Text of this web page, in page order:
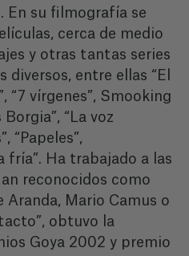
En su filmografía se
cerca de medio
y otras tantas series
diversos, entre ellas “El
“7 vírgenes”, Smooking
Borgia”, “La voz
“Papeles”,
fría”. Ha trabajado a las
reconocidos como
Aranda, Mario Camus o
obtuvo la
Goya 2002 y premio